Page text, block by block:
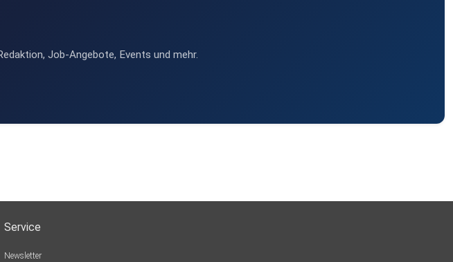
Job-Angebote, Events und mehr.
Service
Newsletter